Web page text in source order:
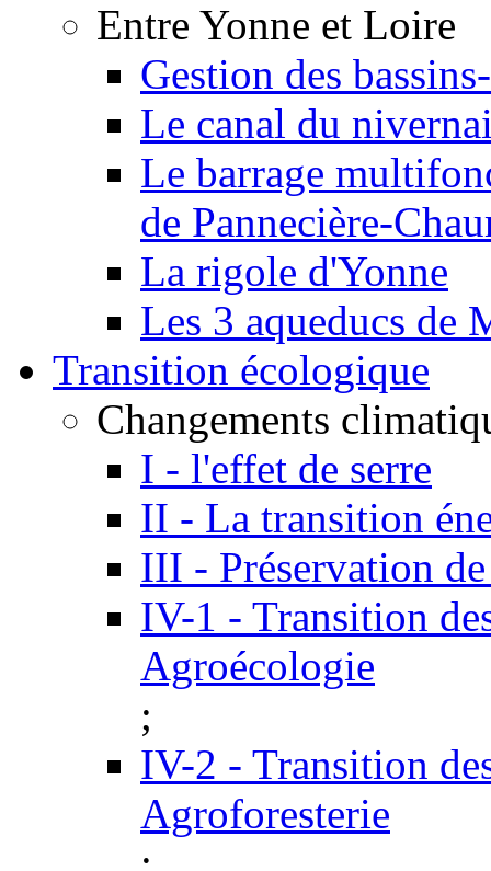
Entre Yonne et Loire
Gestion des
Le canal du
Le barrage
de Pannecière-
La rigole d'Yonne
Les 3 aqueducs de
Transition écologique
Changements
I - l'effet de serre
II - La transition
III - Préservation
IV-1 - Transition
Agroécologie
;
IV-2 - Transition
Agroforesterie